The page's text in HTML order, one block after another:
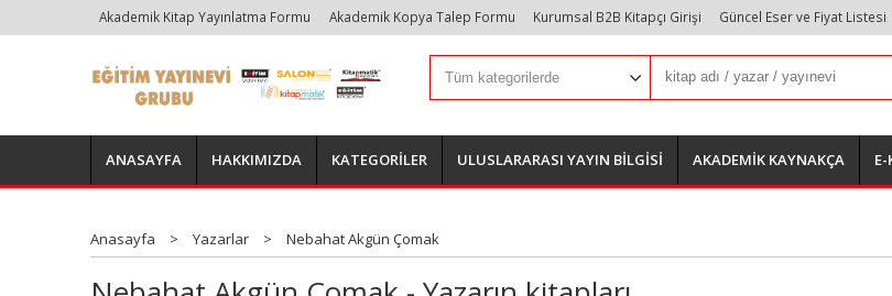
Akademik Kitap Yayınlatma Formu Akademik Kopya Talep Formu Kurumsal B2B Kitapçı Girişi Güncel Eser ve Fiyat Listesi
ANASAYFA HAKKIMIZDA KATEGORİLER ULUSLARARASI YAYIN BİLGİSİ AKADEMİK KAYNAKÇA
Anasayfa > Yazarlar > Nebahat Akgün Çomak